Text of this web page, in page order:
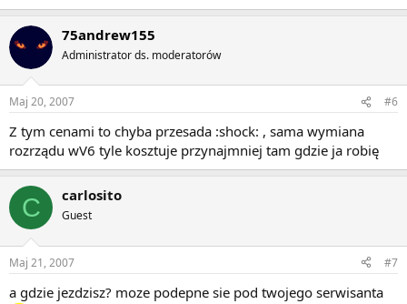
75andrew155
Administrator ds. moderatorów
Maj 20, 2007 #6
Z tym cenami to chyba przesada :shock: , sama wymiana
rozrządu wV6 tyle kosztuje przynajmniej tam gdzie ja robię
C carlosito
Guest
Maj 21, 2007 #7
a gdzie jezdzisz? moze podepne sie pod twojego serwisanta